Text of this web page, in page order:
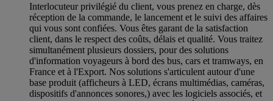
Interlocuteur privilégié du client, vous prenez en charge, dès
réception de la commande, le lancement et le suivi des affaires
qui vous sont confiées. Vous êtes garant de la satisfaction
client, dans le respect des coûts, délais et qualité. Vous traitez
simultanément plusieurs dossiers, pour des solutions
d'information voyageurs à bord des bus, cars et tramways, en
France et à l'Export. Nos solutions s'articulent autour d'une
base produit (afficheurs à LED, écrans multimédias, caméras,
dispositifs d'annonces sonores,) avec les logiciels associés, et